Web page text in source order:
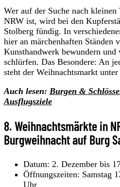
Wer auf der Suche nach
NRW ist, wird bei den
Stolberg fündig. In
hier an märchenhaften Ständen
Kunsthandwerk bewundern
schlürfen. Das Besondere: An
steht der Weihnachtsmarkt
Auch lesen: Burgen &
Ausflugsziele
8. Weihnachtsmärkte in
Burgweihnacht auf Burg
Datum: 2. Dezember bis
Öffnungszeiten: Samstag
Uhr